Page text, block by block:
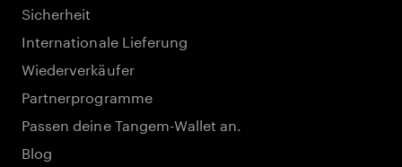
Sicherheit
Internationale Lieferung
Wiederverkäufer
Partnerprogramme
Passen deine Tangem-Wallet an.
Blog